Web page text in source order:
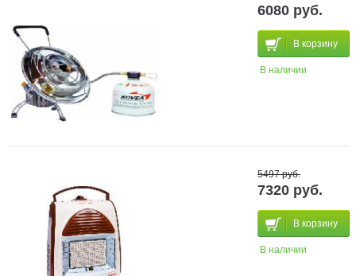
6080 руб.
В корзину
В наличии
5497 руб.
7320 руб.
В корзину
В наличии